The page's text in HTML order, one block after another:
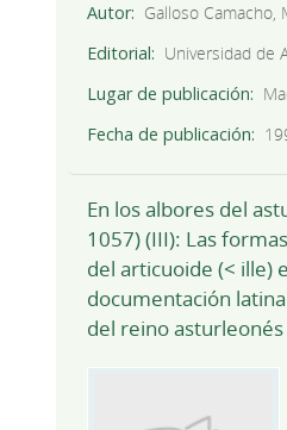
Autor
Galloso Camacho,
Editorial
Universidad de
Lugar de publicación
Fecha de publicación
En los albores del
1057) (III): Las
del articuoide (< ille)
documentación
del reino asturleonés